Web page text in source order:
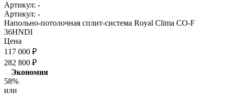
Артикул: -
Артикул: -
Напольно-потолочная сплит-система Royal Clima CO-F
36HNDI
Цена
117 000 ₽
282 800 ₽
Экономия
58%
или